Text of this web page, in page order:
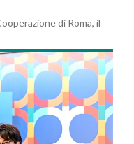
di Roma, il